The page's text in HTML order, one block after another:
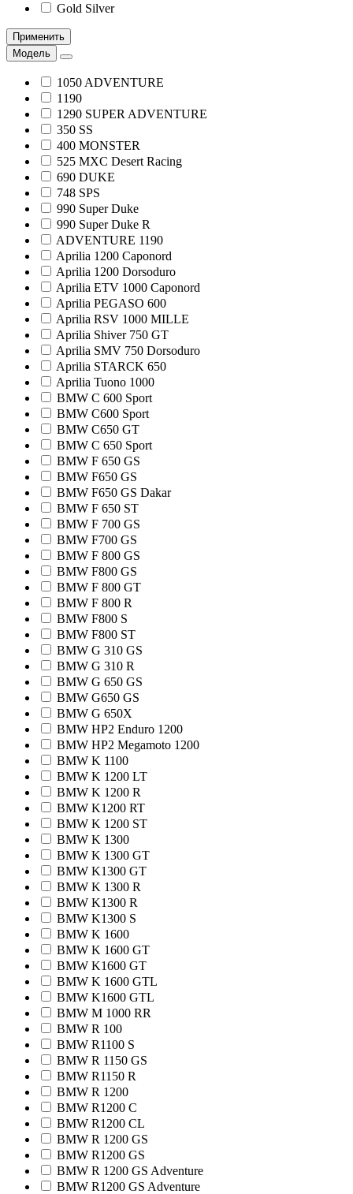
Gold Silver
Применить
Модель
1050 ADVENTURE
1190
1290 SUPER ADVENTURE
350 SS
400 MONSTER
525 MXC Desert Racing
690 DUKE
748 SPS
990 Super Duke
990 Super Duke R
ADVENTURE 1190
Aprilia 1200 Caponord
Aprilia 1200 Dorsoduro
Aprilia ETV 1000 Caponord
Aprilia PEGASO 600
Aprilia RSV 1000 MILLE
Aprilia Shiver 750 GT
Aprilia SMV 750 Dorsoduro
Aprilia STARCK 650
Aprilia Tuono 1000
BMW C 600 Sport
BMW C600 Sport
BMW C650 GT
BMW C 650 Sport
BMW F 650 GS
BMW F650 GS
BMW F650 GS Dakar
BMW F 650 ST
BMW F 700 GS
BMW F700 GS
BMW F 800 GS
BMW F800 GS
BMW F 800 GT
BMW F 800 R
BMW F800 S
BMW F800 ST
BMW G 310 GS
BMW G 310 R
BMW G 650 GS
BMW G650 GS
BMW G 650X
BMW HP2 Enduro 1200
BMW HP2 Megamoto 1200
BMW K 1100
BMW K 1200 LT
BMW K 1200 R
BMW K1200 RT
BMW K 1200 ST
BMW K 1300
BMW K 1300 GT
BMW K1300 GT
BMW K 1300 R
BMW K1300 R
BMW K1300 S
BMW K 1600
BMW K 1600 GT
BMW K1600 GT
BMW K 1600 GTL
BMW K1600 GTL
BMW M 1000 RR
BMW R 100
BMW R1100 S
BMW R 1150 GS
BMW R1150 R
BMW R 1200
BMW R1200 C
BMW R1200 CL
BMW R 1200 GS
BMW R1200 GS
BMW R 1200 GS Adventure
BMW R1200 GS Adventure